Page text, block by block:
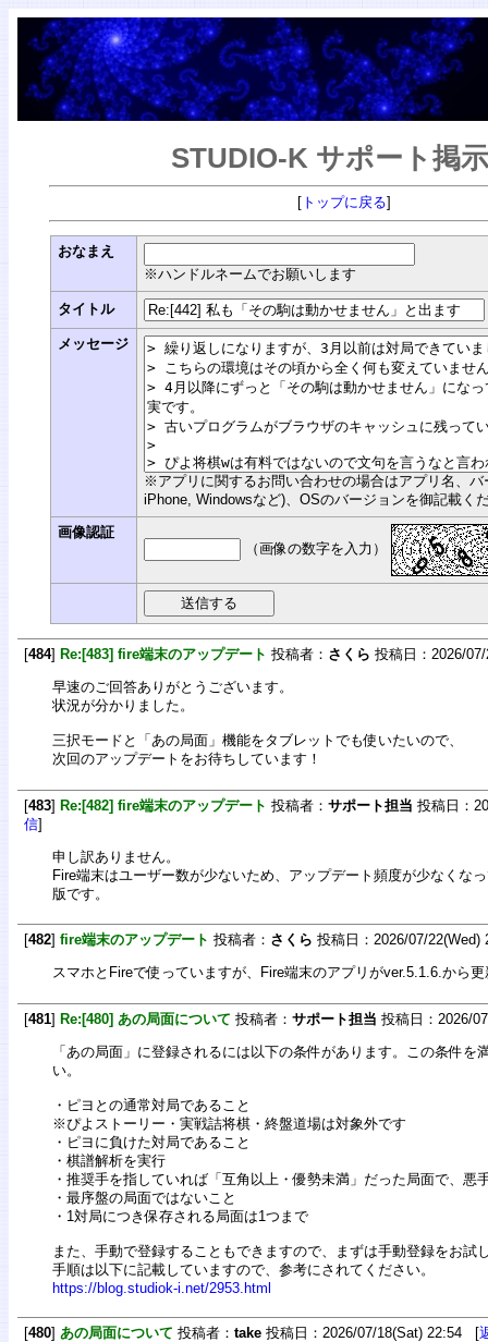
STUDIO-K サポート掲
[ トップに戻る]
おなまえ
※ハンドルネームでお願いします
タイトル
メッセージ
※アプリに関するお問い合わせの場合はアプリ名、
iPhone, Windowsなど)、OSのバージョンを御記載く
画像認証
（画像の数字を入力）
[484] Re:[483] fire端末のアップデート 投稿者： さくら 投稿日：2026/
早速のご回答ありがとうございます。
状況が分かりました。
三択モードと「あの局面」機能をタブレットでも使いたいので、
次回のアップデートをお待ちしています！
[483] Re:[482] fire端末のアップデート 投稿者： サポート担当 投稿日：
信]
申し訳ありません。
Fire端末はユーザー数が少ないため、アップデート頻度が少なくな
版です。
[482] fire端末のアップデート 投稿者： さくら 投稿日：2026/07/
スマホとFireで使っていますが、Fire端末のアプリがver.5.1.6.から
[481] Re:[480] あの局面について 投稿者： サポート担当 投稿日：2026/
「あの局面」に登録されるには以下の条件があります。この条件を
い。
・ピヨとの通常対局であること
※ぴよストーリー・実戦詰将棋・終盤道場は対象外です
・ピヨに負けた対局であること
・棋譜解析を実行
・推奨手を指していれば「互角以上・優勢未満」だった局面で、悪
・最序盤の局面ではないこと
・1対局につき保存される局面は1つまで
また、手動で登録することもできますので、まずは手動登録をお試
手順は以下に記載していますので、参考にされてください。
https://blog.studiok-i.net/2953.html
[480] あの局面について 投稿者： take 投稿日：2026/07/18(Sat) 22:54 [